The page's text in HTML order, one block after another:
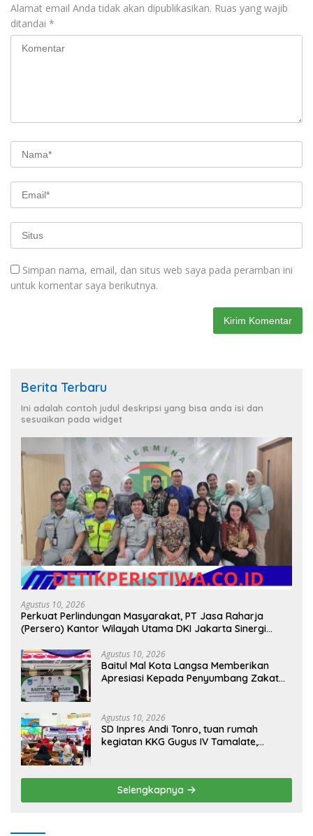
Alamat email Anda tidak akan dipublikasikan. Ruas yang wajib
ditandai *
Simpan nama, email, dan situs web saya pada peramban ini
untuk komentar saya berikutnya.
Berita Terbaru
Ini adalah contoh judul deskripsi yang bisa anda isi dan
sesuaikan pada widget
Agustus 10, 2026
Perkuat Perlindungan Masyarakat, PT Jasa Raharja
(Persero) Kantor Wilayah Utama DKI Jakarta Sinergi
Agustus 10, 2026
Baitul Mal Kota Langsa Memberikan
Apresiasi Kepada Penyumbang Zakat
Agustus 10, 2026
SD Inpres Andi Tonro, tuan rumah
kegiatan KKG Gugus IV Tamalate,
Selengkapnya